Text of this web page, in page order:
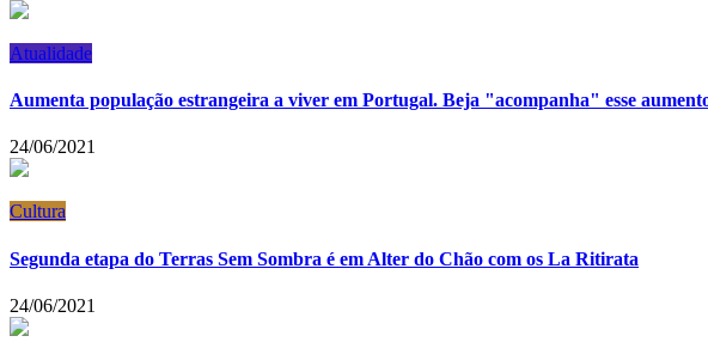
Atualidade
Aumenta população estrangeira a viver em Portugal. Beja "acompanha" esse
24/06/2021
Cultura
Segunda etapa do Terras Sem Sombra é em Alter do Chão com os La Ritirata
24/06/2021